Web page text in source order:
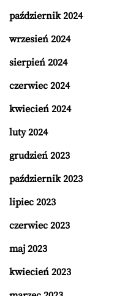
październik 2024
wrzesień 2024
sierpień 2024
czerwiec 2024
kwiecień 2024
luty 2024
grudzień 2023
październik 2023
lipiec 2023
czerwiec 2023
maj 2023
kwiecień 2023